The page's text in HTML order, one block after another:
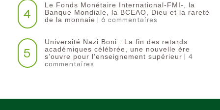
4
Le Fonds Monétaire International-FMI-, la
Banque Mondiale, la BCEAO, Dieu et la rareté
de la monnaie | 6 commentaires
5
Université Nazi Boni : La fin des retards
académiques célébrée, une nouvelle ère
s’ouvre pour l’enseignement supérieur | 4
commentaires